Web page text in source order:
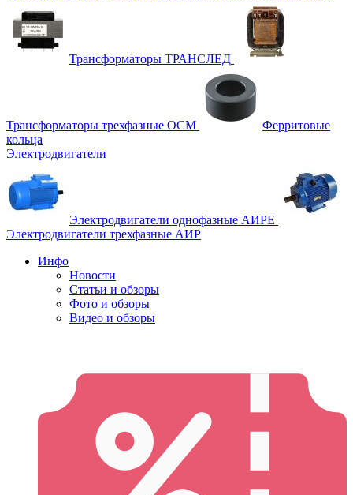
Трансформаторы ТРАНСЛЕД
Трансформаторы трехфазные ОСМ
Ферритовые
кольца
Электродвигатели
Электродвигатели однофазные АИРЕ
Электродвигатели трехфазные АИР
Инфо
Новости
Статьи и обзоры
Фото и обзоры
Видео и обзоры